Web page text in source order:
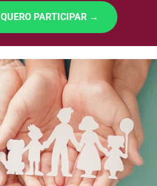
QUERO PARTICIPAR →